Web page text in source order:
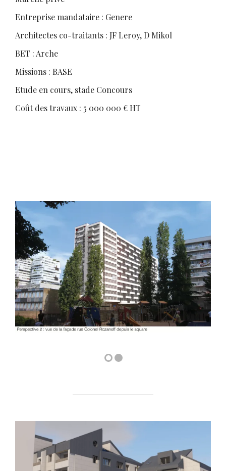
Entreprise mandataire : Genere
Architectes co-traitants : JF Leroy, D Mikol
BET : Arche
Missions : BASE
Etude en cours, stade Concours
Coût des travaux : 5 000 000 € HT